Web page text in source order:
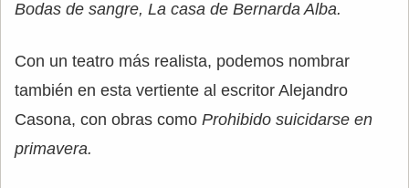
Bodas de sangre, La casa de Bernarda Alba.
Con un teatro más realista, podemos nombrar
también en esta vertiente al escritor Alejandro
Casona, con obras como Prohibido suicidarse en
primavera.